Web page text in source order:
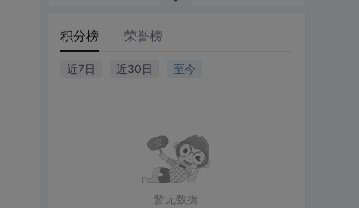
积分榜 荣誉榜
近7日 近30日 至今
暂无数据